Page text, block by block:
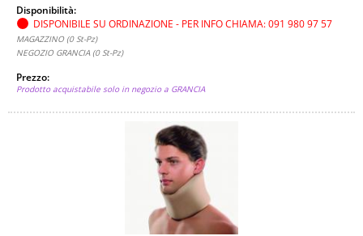
Disponibilità:
DISPONIBILE SU ORDINAZIONE - PER INFO CHIAMA: 091 980 97 57
MAGAZZINO (0 St-Pz)
NEGOZIO GRANCIA (0 St-Pz)
Prezzo:
Prodotto acquistabile solo in negozio a GRANCIA